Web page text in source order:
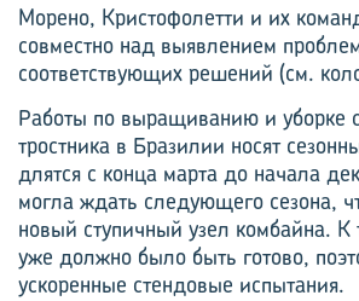
Морено, Кристофолетти и их
совместно над выявлением
соответствующих решений (см.
Работы по выращиванию и уборке
тростника в Бразилии носят
длятся с конца марта до начала
могла ждать следующего сезона,
новый ступичный узел комбайна. К
уже должно было быть готово,
ускоренные стендовые испытания.